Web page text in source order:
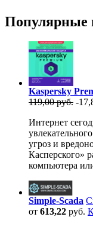
Популярные
Kaspersky
119,00 руб. -
Интернет
угроз и
Касперского»
компьютера
Simple-Scada
от 613,22 руб.